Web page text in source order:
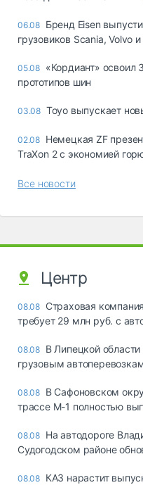
06.08 Бренд Eisen
грузовиков Scania, Volvo и
05.08 «Кордиант» освоил
прототипов шин
03.08 Toyo выпускает
02.08 Немецкая ZF
TraXon 2 с экономией
Все новости
Центр
08.08 Страховая
требует 29 млн руб. с
08.08 В Липецкой
грузовым
08.08 В Сафоновском
трассе М-1 полностью
08.08 На автодороге
Судогодском районе
08.08 КАЗ нарастит